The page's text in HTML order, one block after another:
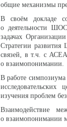
общие механизмы
В своём докладе
о деятельности ШОС
задачах
Стратегии
связей, в т.ч. с
о взаимопонимании.
В работе
исследовательских
изучения проблем
Взаимодействие
о взаимопонимании